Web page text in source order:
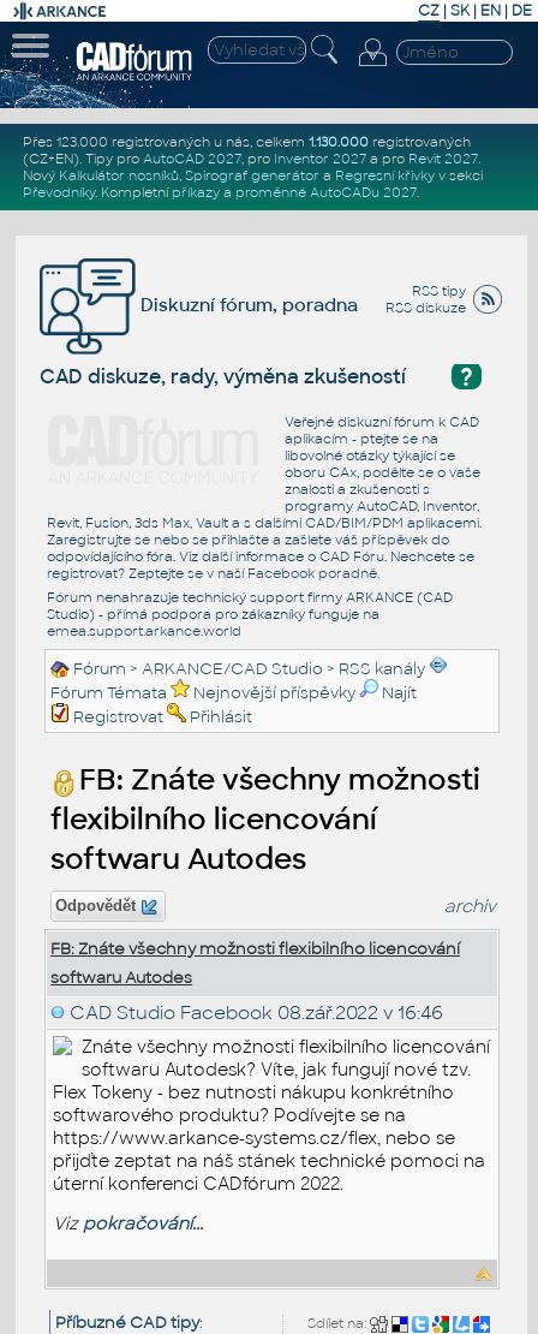
CZ | SK| EN | DE
Přes 123.000 registrovaných u nás, celkem 1.130.000registrovaných
(CZ+EN). Tipy pro AutoCAD 2027, pro Inventor 2027a pro Revit 2027.
Nový Kalkulátor nosníků, Spirograf generátor a Regresní křivkyv sekci
Převodníky. Kompletní příkazya proměnné AutoCADu 2027.
RSS tipy
RSS diskuze
Diskuzní fórum, poradna
?
CAD diskuze, rady, výměna zkušeností
Veřejné diskuzní fórum k CAD
aplikacím - ptejte se na
libovolné otázky týkající se
oboru CAx, podělte se o vaše
znalosti a zkušenosti s
programy AutoCAD, Inventor,
Revit, Fusion, 3ds Max, Vault a s dalšími CAD/BIM/PDM aplikacemi.
Zaregistrujte se nebo se přihlašte a zašlete váš příspěvek do
odpovídajícího fóra. Viz další informace o CAD Fóru. Nechcete se
registrovat? Zeptejte se v naší Facebook poradně.
Fórum nenahrazuje technický support firmy ARKANCE (CAD
Studio) - přímá podpora pro zákazníky funguje na
emea.support.arkance.world
Fórum >ARKANCE/CAD Studio > RSS kanály
Fórum Témata
Nejnovější příspěvky
Najít
Registrovat
Přihlásit
FB: Znáte všechny možnosti
flexibilního licencování
softwaru Autodes
Odpovědět archiv
FB: Znáte všechny možnosti flexibilního licencování
softwaru Autodes
CAD Studio Facebook 08.zář.2022 v 16:46
Znáte všechny možnosti flexibilního licencování
softwaru Autodesk? Víte, jak fungují nové tzv.
Flex Tokeny - bez nutnosti nákupu konkrétního
softwarového produktu? Podívejte se na
https://www.arkance-systems.cz/flex, nebo se
přijďte zeptat na náš stánek technické pomoci na
úterní konferenci CADfórum 2022.
Viz pokračování...
Sdílet na:
Příbuzné CAD tipy: